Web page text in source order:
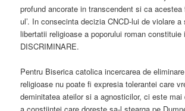
profund ancorate in transcendent si ca acestea
ul’. In consecinta decizia CNCD-lui de violare
libertatii religioase a poporului roman constituie
DISCRIMINARE.
Pentru Biserica catolica incercarea de
religioase nu poate fi expresia tolerantei care
deminitatea ateilor si a agnosticilor, ci este mai